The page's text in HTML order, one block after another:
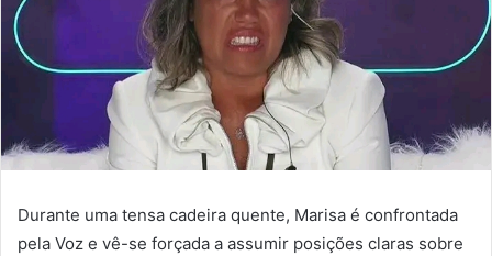
Durante uma tensa cadeira quente, Marisa é confrontada
pela Voz e vê-se forçada a assumir posições claras sobre